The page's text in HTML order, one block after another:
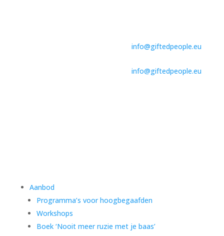
info@giftedpeople.eu
info@giftedpeople.eu
Aanbod
Programma’s voor hoogbegaafden
Workshops
Boek ‘Nooit meer ruzie met je baas’